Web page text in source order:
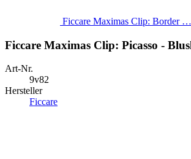
Ficcare Maximas Clip: Border …
Ficcare Maximas Clip: Picasso -
Art-Nr.
9v82
Hersteller
Ficcare